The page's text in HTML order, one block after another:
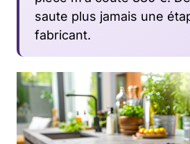
saute plus jamais une
fabricant.